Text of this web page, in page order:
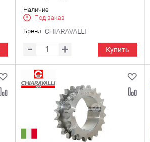
Наличие
Под заказ
Бренд CHIARAVALLI
Купить